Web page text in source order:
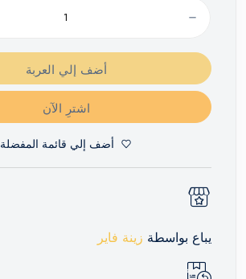
أضف إلي العربة
اشترِ الآن
أضف إلي قائمة المفضلة
يباع بواسطة زينة فاير